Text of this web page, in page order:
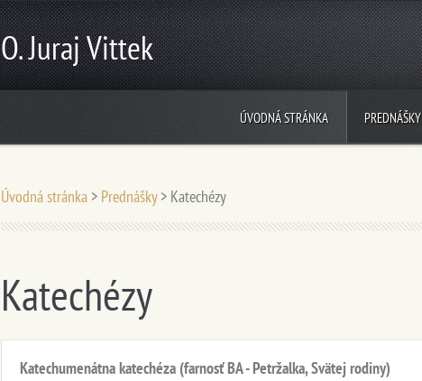
O. Juraj Vittek
ÚVODNÁ STRÁNKA PREDNÁŠKY
Úvodná stránka > Prednášky > Katechézy
Katechézy
Katechumenátna katechéza (farnosť BA - Petržalka, Svätej rodiny)